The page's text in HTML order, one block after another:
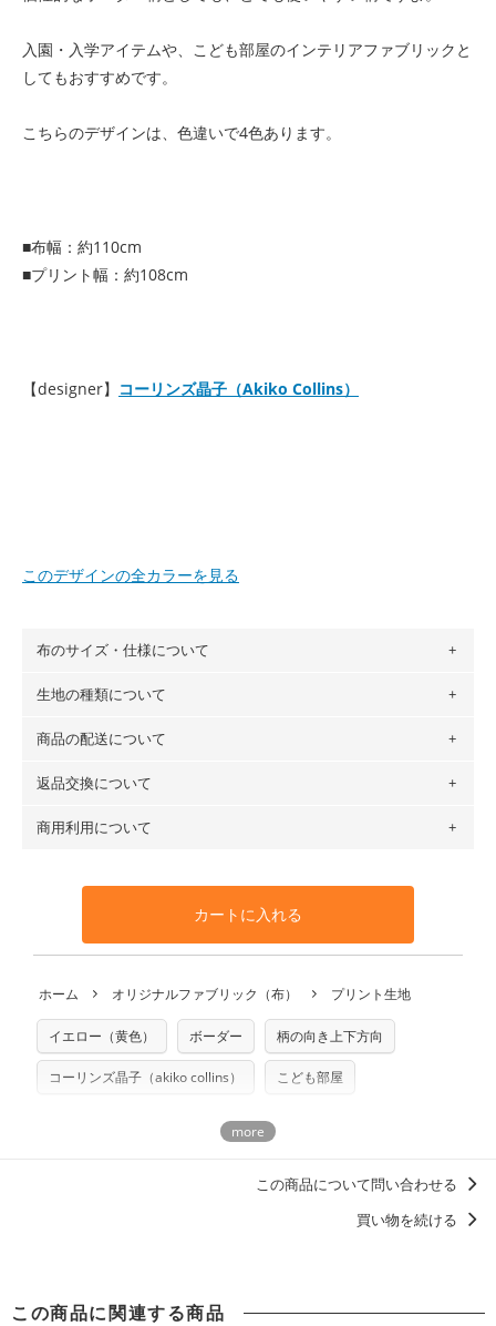
入園・入学アイテムや、こども部屋のインテリアファブリックと
してもおすすめです。
こちらのデザインは、色違いで4色あります。
■布幅：約110cm
■プリント幅：約108cm
【designer】 コーリンズ晶子（Akiko Collins）
このデザインの全カラーを見る
布のサイズ・仕様について
布の長さは50cm単位での販売になります。
場合 → 購入数量「7」
※カットを希望の方は備考欄に「50cmずつカット希望」など
ご記載ください（50cm単位でのカットのみ）
プリント布の仕様についてもっと詳しく見る
生地の種類について
・現在、すべてのデザインのプリントに使用している生地は
ットン（ダブルガーゼ）・100％コットン（ローン）・コッ
トンリネン（ビエラ織）・100％コットン（ツイル）・
100％コットン（キャンバス・11号帆布）です。
生地見本サンプル（無料）を購入する
商品の配送について
・ネコポスでの配送は、布は2mまで型紙は2個までとなりま
も送料の表示が600円となり宅急便での配送となります。
となります。
※万が一、検品時に不備が見つかった場合は、4～5営業日後
の発送となる場合がございます。
※土日祝は営業日に含まれません。
※配送日のご指定は承れません。出来上がり次第、順次発送
いたします。
返品交換について
・布はご注文後に注文数量のみをプリントするため、
購入後
や用尺をお間違えのないようお願いします。思っていた色味
と違う、などの理由での返品は承れません。予めご了承くだ
商用利用について
す。ハンドメイドサイトなどでの販売用アイテムの製作にご
利用いただけます。「nunocoto fabric使用」といった記載
も不要です。（製品化した際に起こる全ての問題、クレーム
いませんのでご了承ください）
※有料型紙（ホームソーイング型紙シリーズ）および柄がえ
らべるキットに付属された型紙は商用利用できませんのでご
注意ください。型紙自体の転用・販売および型紙を使用して
商用利用についての詳細はこちら
カートに入れる
ホーム オリジナルファブリック（布） プリント生地
イエロー（黄色） ボーダー 柄の向き上下方向
コーリンズ晶子（akiko collins） こども部屋
この商品について問い合わせる
買い物を続ける
この商品に関連する商品